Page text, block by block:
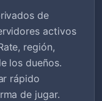
de
activos
región,
los dueños.
rápido
de jugar.